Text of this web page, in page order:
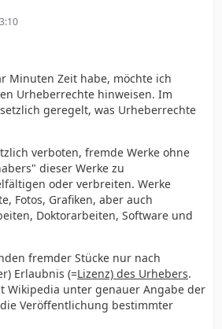
Minuten Zeit habe, möchte ich
Urheberrechte hinweisen. Im
geregelt, was Urheberrechte
verboten, fremde Werke ohne
dieser Werke zu
oder verbreiten. Werke
Fotos, Grafiken, aber auch
Doktorarbeiten, Software und
fremder Stücke nur nach
Erlaubnis (=Lizenz) des Urhebers.
Wikipedia unter genauer Angabe der
Veröffentlichung bestimmter